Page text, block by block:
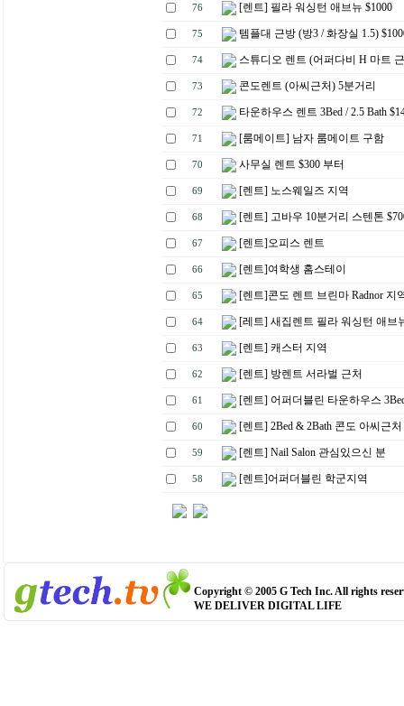
76 [렌트] 필라 워싱턴 애브뉴 $1000
75 템플대 근방 (방3 / 화장실 1.5)
74 스튜디오 렌트 (어퍼다비 H 마트
73 콘도렌트 (아씨근처) 5분거리
72 타운하우스 렌트 3Bed / 2.5 Bath
71 [룸메이트] 남자 룸메이트 구함
70 사무실 렌트 $300 부터
69 [렌트] 노스웨일즈 지역
68 [렌트] 고바우 10분거리 스텐톤
67 [렌트]오피스 렌트
66 [렌트]여학생 홈스테이
65 [렌트]콘도 렌트 브린마 Radnor 지
64 [레트] 새집렌트 필라 워싱턴 애브
63 [렌트] 캐스터 지역
62 [렌트] 방렌트 서라벌 근처
61 [렌트] 어퍼더블린 타운하우스
60 [렌트] 2Bed & 2Bath 콘도 아씨근처
59 [렌트] Nail Salon 관심있으신 분
58 [렌트]어퍼더블린 학군지역
Copyright © 2005 G Tech Inc. All rights
WE DELIVER DIGITAL LIFE